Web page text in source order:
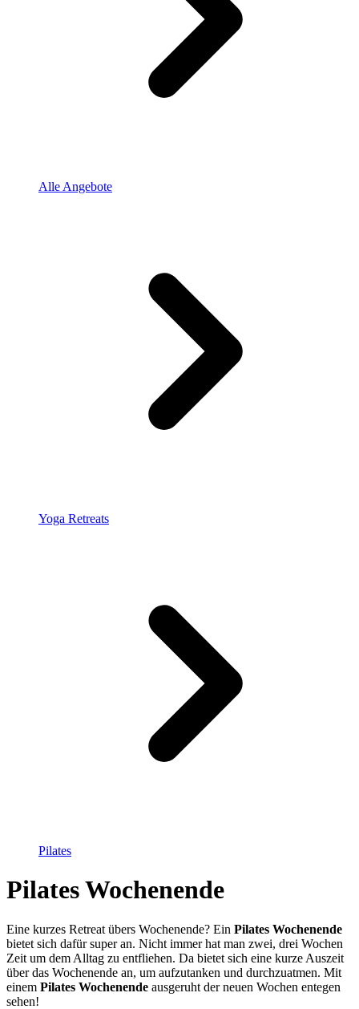
Alle Angebote
Yoga Retreats
Pilates
Pilates Wochenende
Eine kurzes Retreat übers Wochenende? Ein Pilates Wochenende
bietet sich dafür super an. Nicht immer hat man zwei, drei Wochen
Zeit um dem Alltag zu entfliehen. Da bietet sich eine kurze Auszeit
über das Wochenende an, um aufzutanken und durchzuatmen. Mit
einem Pilates Wochenende ausgeruht der neuen Wochen entegen
sehen!